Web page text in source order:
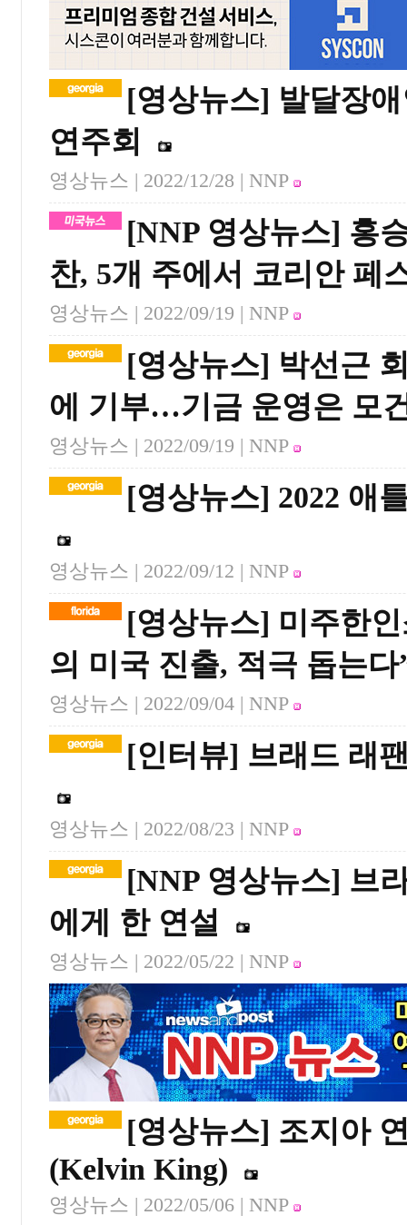
[영상뉴스] 발달장
연주회
영상뉴스 | 2022/12/28 | NNP
[NNP 영상뉴스] 홍
찬, 5개 주에서 코리안 페
영상뉴스 | 2022/09/19 | NNP
[영상뉴스] 박선근
에 기부…기금 운영은 모
영상뉴스 | 2022/09/19 | NNP
[영상뉴스] 2022 애
영상뉴스 | 2022/09/12 | NNP
[영상뉴스] 미주한
의 미국 진출, 적극 돕는다
영상뉴스 | 2022/09/04 | NNP
[인터뷰] 브래드 래
영상뉴스 | 2022/08/23 | NNP
[NNP 영상뉴스] 브
에게 한 연설
영상뉴스 | 2022/05/22 | NNP
[영상뉴스] 조지아
(Kelvin King)
영상뉴스 | 2022/05/06 | NNP